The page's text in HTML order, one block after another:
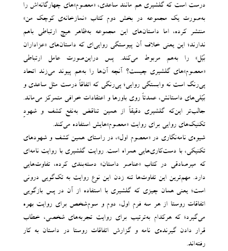
درست است که گلشیری هم مانند ساعدی، «معصوم‌»های چهارگانه‌اش را
به‌صورت یک مجموعه در بخش دوم کتاب «نمازخانه‌ی کوچک من»
منتشر کرده‌، اما داستان‌های این مجموعه به‌ظاهر هیچ ارتباطی باهم
ندارند؛ این یعنی خلاف آن پیوستگی روایی‌ای که داستان‌های «عزاداران
بَیَل» را به‌هم مربوط می‌کند. پس دراین‌صورت عامل ارتباطی
«معصوم‌»های گلشیری چیست؟ آنچه آن‌ها را به‌هم پیوند می‌زند اتحاد
پی‌رنگ است نه وابستگی روایی؛ پی‌رنگی که اتفاقاً درست مثل ساعدی و
بَیَلی‌های داستانش، عمدتاً روی باورها و اعتقادات خرافی متمرکز می‌ماند.
‌جالب‌تر این‌که گلشیری دقیقاً از همین تناقض به‌نفع کشف و شهودِ
تکنیک‌های روایی برای روایت «معصوم»‌هایش استفاده می‌کند.
شیوه‌ی نامه‌نگاری در «معصوم اول»، در راستای همین کشف و شهودهای
تکنیکی، با دست‌کاری‌هایی همراه است. روایت گلشیری با روایت نامه‌ای
که میرصادقی در کتاب «عناصر داستان» دسته‌بندی کرده، تفاوت‌هایی
دارد. مهم‌ترین این تفاوت‌ها تنه زدن این نوع روایت به تک‌گویی درونی
است؛ یعنی همان چیزی‌ که گلشیری با استفاده از آن در پس بازگویی
اتفاقات روستا از هر سه فرم اول‌، دوم و سوم‌شخص برای روایت بهره
می‌گیرد؛ که هرکدام به‌ترتیب برای روایت تجربه‌های شخصی، خطاب
قرار دادن گیرنده‌ی نامه و گزارش اتفاقات روستا در داستان به ‌کار
رفته‌اند.